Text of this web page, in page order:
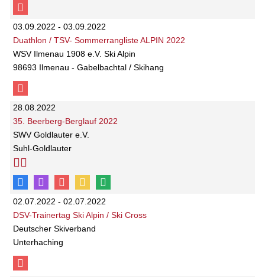
03.09.2022 - 03.09.2022
Duathlon / TSV- Sommerrangliste ALPIN 2022
WSV Ilmenau 1908 e.V. Ski Alpin
98693 Ilmenau - Gabelbachtal / Skihang
28.08.2022
35. Beerberg-Berglauf 2022
SWV Goldlauter e.V.
Suhl-Goldlauter
02.07.2022 - 02.07.2022
DSV-Trainertag Ski Alpin / Ski Cross
Deutscher Skiverband
Unterhaching